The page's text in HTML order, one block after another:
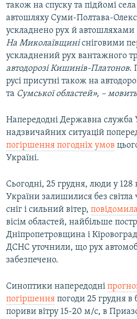
також на спуску та підйомі
автошляху Суми-Полтава-
ускладнено рух й автошляхами
На Миколаївщинісніговими
ускладнений рух вантажного
автодорозі Кишинів-Платонов.
русі присутні також на
та Сумської областей», –
Напередодні Державна служба
надзвичайних ситуацій
погіршення погодніх умов
Україні.
Сьогодні, 25 грудня, люди у
України залишилися без
сніг і сильний вітер, повідомила
вісім областей, найбільше
Дніпропетровщина і
ДСНС уточнили, що рух
забезпечено.
Синоптики напередодні
погіршення погоди 25 грудня в
пориви вітру 15-20 м/с, в